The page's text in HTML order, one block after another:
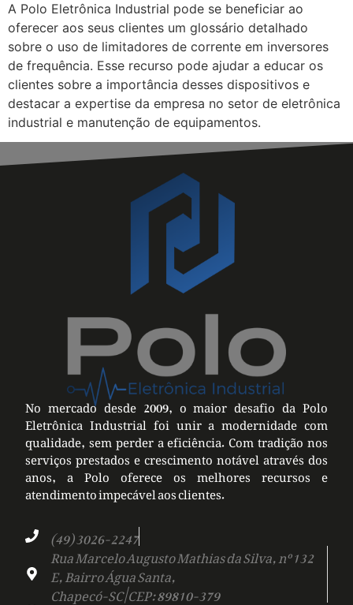
A Polo Eletrônica Industrial pode se beneficiar ao
oferecer aos seus clientes um glossário detalhado
sobre o uso de limitadores de corrente em inversores
de frequência. Esse recurso pode ajudar a educar os
clientes sobre a importância desses dispositivos e
destacar a expertise da empresa no setor de eletrônica
industrial e manutenção de equipamentos.
No mercado desde 2009, o maior desafio da Polo
Eletrônica Industrial foi unir a modernidade com
qualidade, sem perder a eficiência. Com tradição nos
serviços prestados e crescimento notável através dos
anos, a Polo oferece os melhores recursos e
atendimento impecável aos clientes.
(49) 3026-2247
Rua Marcelo Augusto Mathias da Silva, nº 132
E, Bairro Água Santa,
Chapecó-SC | CEP: 89810-379